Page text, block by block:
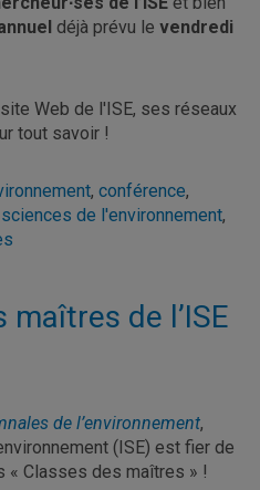
déjà prévu le vendredi
Web de l'ISE, ses réseaux
tout savoir !
, conférence,
de l'environnement,
maîtres de l’ISE
de l’environnement,
(ISE) est fier de
« Classes des maîtres » !